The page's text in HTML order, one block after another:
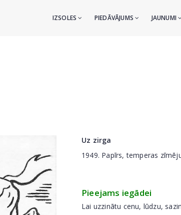
IZSOLES PIEDĀVĀJUMS JAUNUMI
Uz zirga
1949. Papīrs, temperas
Pieejams iegādei
Lai uzzinātu cenu, lūdzu,